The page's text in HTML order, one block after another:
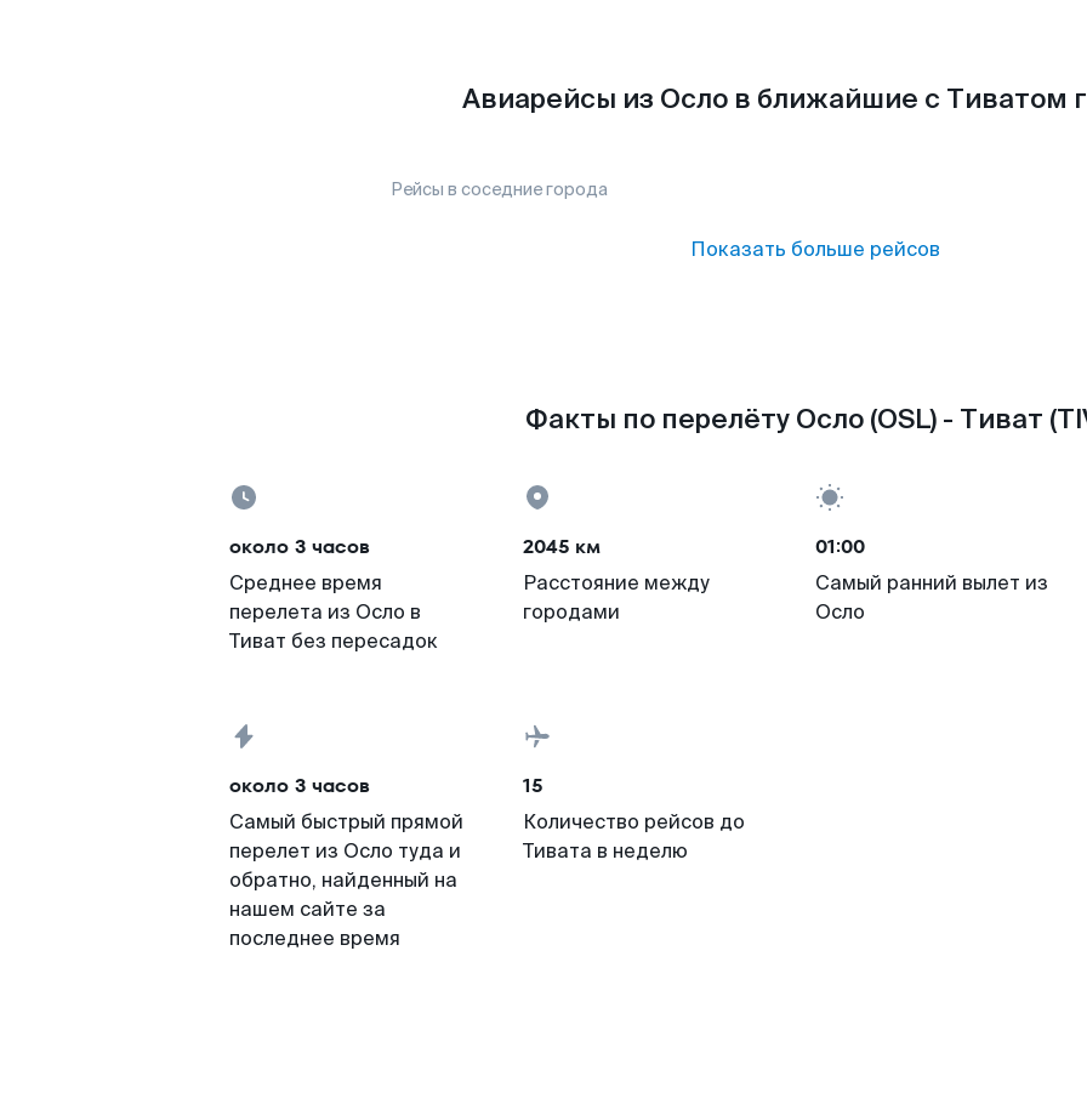
Авиарейсы из Осло в ближайшие с Тиватом
Рейсы в соседние города
Показать больше рейсов
Факты по перелёту Осло (OSL) - Тиват
около 3 часов
Среднее время
перелета из Осло в
Тиват без пересадок
2045 км
Расстояние между
городами
01:00
Самый ранний вылет из
Осло
около 3 часов
Самый быстрый прямой
перелет из Осло туда и
обратно, найденный на
нашем сайте за
последнее время
15
Количество рейсов до
Тивата в неделю